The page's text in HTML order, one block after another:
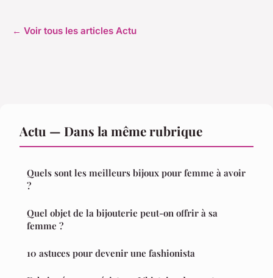
← Voir tous les articles Actu
Actu — Dans la même rubrique
Quels sont les meilleurs bijoux pour femme à avoir
?
Quel objet de la bijouterie peut-on offrir à sa
femme ?
10 astuces pour devenir une fashionista